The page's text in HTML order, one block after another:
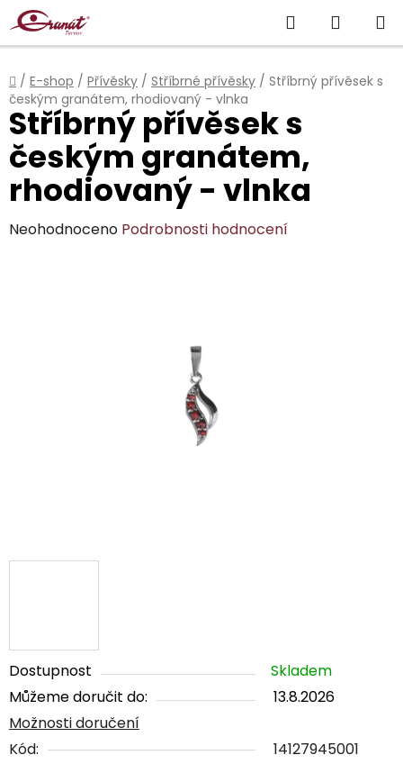
Přejít
na
obsah
Hledat
KOŠÍK
Domů
/ E-shop / Přívěsky / Stříbrné přívěsky / Stříbrný přívěsek s
českým granátem, rhodiovaný - vlnka
Dostupnost
Skladem
Můžeme doručit do:
13.8.2026
Možnosti doručení
Kód:
14127945001
Stříbrný přívěsek s
českým granátem,
rhodiovaný - vlnka
Průměrné
Neohodnoceno Podrobnosti hodnocení